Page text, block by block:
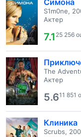
Симона
S1m0ne,
Актер
7.1 25 256
The
Актер
5.611 851
Клиника
Scrubs,